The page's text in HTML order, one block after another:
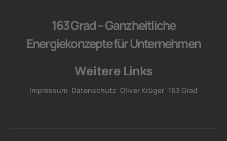
163 Grad – Ganzheitliche
Energiekonzepte für Unternehmen
Weitere Links
Impressum Datenschutz Oliver Krüger 163 Grad